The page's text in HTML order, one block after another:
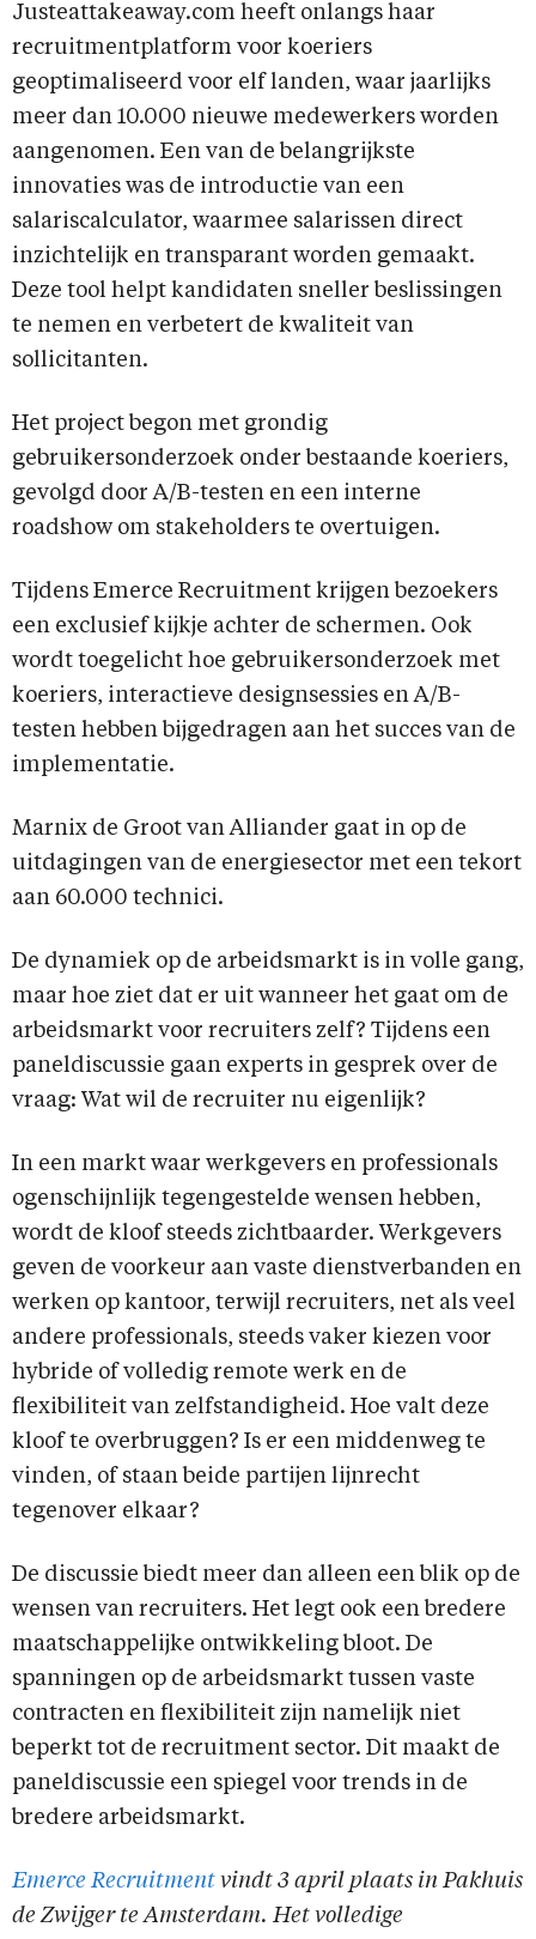
Justeattakeaway.com heeft onlangs haar
recruitmentplatform voor koeriers
geoptimaliseerd voor elf landen, waar jaarlijks
meer dan 10.000 nieuwe medewerkers worden
aangenomen. Een van de belangrijkste
innovaties was de introductie van een
salariscalculator, waarmee salarissen direct
inzichtelijk en transparant worden gemaakt.
Deze tool helpt kandidaten sneller beslissingen
te nemen en verbetert de kwaliteit van
sollicitanten.
Het project begon met grondig
gebruikersonderzoek onder bestaande koeriers,
gevolgd door A/B-testen en een interne
roadshow om stakeholders te overtuigen.
Tijdens Emerce Recruitment krijgen bezoekers
een exclusief kijkje achter de schermen. Ook
wordt toegelicht hoe gebruikersonderzoek met
koeriers, interactieve designsessies en A/B-
testen hebben bijgedragen aan het succes van de
implementatie.
Marnix de Groot van Alliander gaat in op de
uitdagingen van de energiesector met een tekort
aan 60.000 technici.
De dynamiek op de arbeidsmarkt is in volle gang,
maar hoe ziet dat er uit wanneer het gaat om de
arbeidsmarkt voor recruiters zelf? Tijdens een
paneldiscussie gaan experts in gesprek over de
vraag: Wat wil de recruiter nu eigenlijk?
In een markt waar werkgevers en professionals
ogenschijnlijk tegengestelde wensen hebben,
wordt de kloof steeds zichtbaarder. Werkgevers
geven de voorkeur aan vaste dienstverbanden en
werken op kantoor, terwijl recruiters, net als veel
andere professionals, steeds vaker kiezen voor
hybride of volledig remote werk en de
flexibiliteit van zelfstandigheid. Hoe valt deze
kloof te overbruggen? Is er een middenweg te
vinden, of staan beide partijen lijnrecht
tegenover elkaar?
De discussie biedt meer dan alleen een blik op de
wensen van recruiters. Het legt ook een bredere
maatschappelijke ontwikkeling bloot. De
spanningen op de arbeidsmarkt tussen vaste
contracten en flexibiliteit zijn namelijk niet
beperkt tot de recruitment sector. Dit maakt de
paneldiscussie een spiegel voor trends in de
bredere arbeidsmarkt.
Emerce Recruitment vindt 3 april plaats in Pakhuis
de Zwijger te Amsterdam. Het volledige